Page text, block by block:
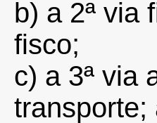
b) a 2ª via
fisco;
c) a 3ª via
transporte;